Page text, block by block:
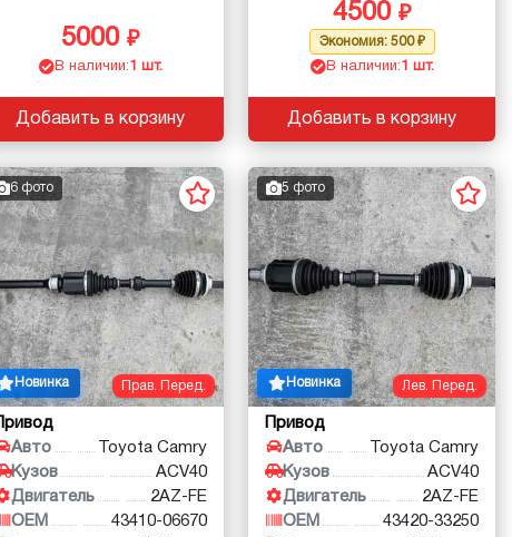
5000
В наличии: 1 шт.
Добавить в корзину
4500
Экономия: 500
В наличии: 1 шт.
Добавить в корзину
Прав. Перед.
6 фото
Новинка
Привод
Авто
Toyota Camry
Кузов
ACV40
Двигатель
2AZ-FE
OEM
43410-06670
Лев. Перед.
5 фото
Новинка
Привод
Авто
Toyota Camry
Кузов
ACV40
Двигатель
2AZ-FE
OEM
43420-33250